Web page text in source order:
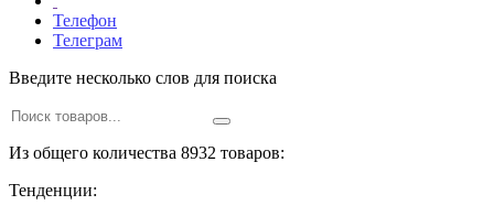
Телефон
Телеграм
Введите несколько слов для поиска
Из общего количества 8932 товаров:
Тенденции: